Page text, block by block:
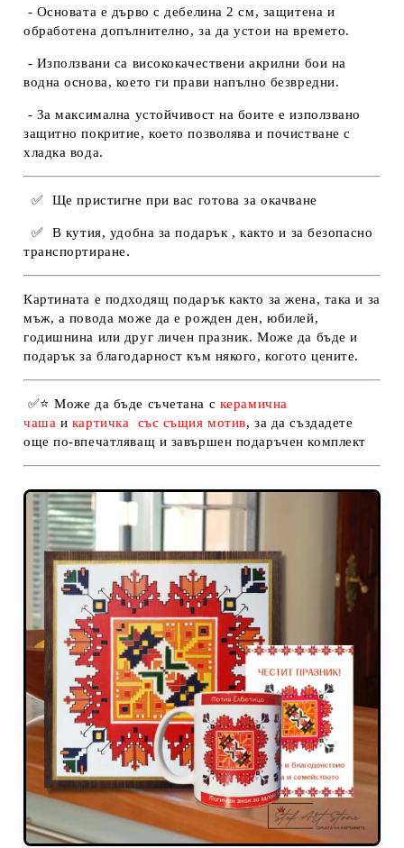
- Основата е дърво с дебелина 2 см, защитена и
обработена допълнително, за да устои на времето.
- Използвани са висококачествени акрилни бои на
водна основа, което ги прави напълно безвредни.
- За максимална устойчивост на боите е използвано
защитно покритие, което позволява и почистване с
хладка вода.
✅ Ще пристигне при вас готова за окачване
✅
В кутия, удобна за подарък , както и за безопасно
транспортиране.
Картината е подходящ подарък както за жена, така и за
мъж, а повода може да е рожден ден, юбилей,
годишнина или друг личен празник. Може да бъде и
подарък за благодарност към някого, когото цените.
✅⭐Може да бъде съчетана с керамична
чаша и картичка със същия мотив, за да създадете
още по-впечатляващ и завършен подаръчен комплект